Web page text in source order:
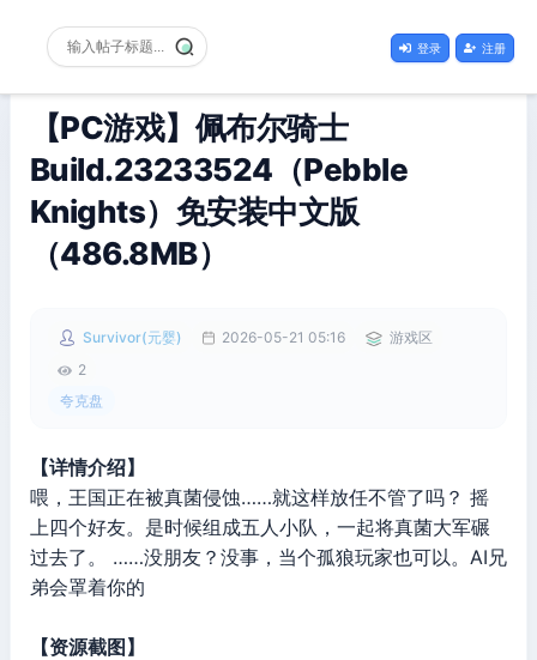
登录 注册
【PC游戏】佩布尔骑士
Build.23233524（Pebble
Knights）免安装中文版
（486.8MB）
Survivor(元婴) 2026-05-21 05:16
游戏区
2
夸克盘
【详情介绍】
喂，王国正在被真菌侵蚀……就这样放任不管了吗？ 摇
上四个好友。是时候组成五人小队，一起将真菌大军碾
过去了。 ……没朋友？没事，当个孤狼玩家也可以。AI兄
弟会罩着你的
【资源截图】